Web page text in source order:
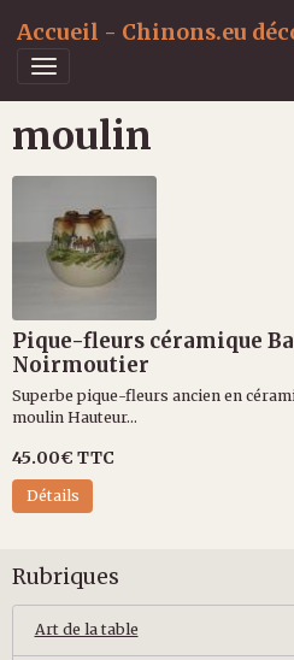
Accueil - Chinons.eu
moulin
Pique-fleurs céramique
Noirmoutier
Superbe pique-fleurs ancien en
moulin Hauteur...
45.00€ TTC
Détails
Rubriques
Art de la table